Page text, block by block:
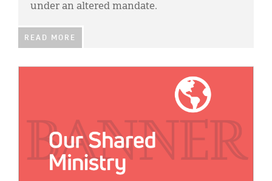
under an altered mandate.
READ MORE